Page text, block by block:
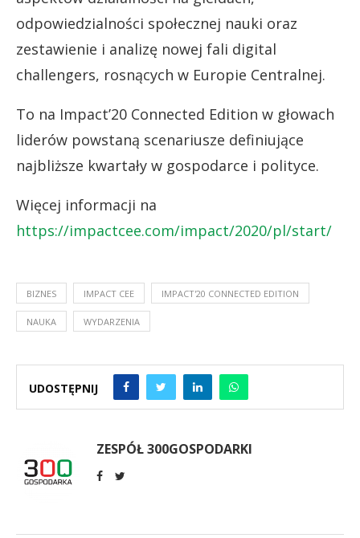
odpowiedzialności społecznej nauki oraz
zestawienie i analizę nowej fali digital
challengers, rosnących w Europie Centralnej.
To na Impact’20 Connected Edition w głowach
liderów powstaną scenariusze definiujące
najbliższe kwartały w gospodarce i polityce.
Więcej informacji na
https://impactcee.com/impact/2020/pl/start/
BIZNES IMPACT CEE IMPACT'20 CONNECTED EDITION
NAUKA WYDARZENIA
UDOSTĘPNIJ
ZESPÓŁ 300GOSPODARKI